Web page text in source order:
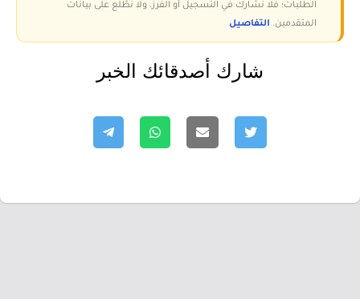
الطلبات؛ فلا نشارك في التسجيل أو الفرز، ولا نطّلع على بيانات
المتقدمين. التفاصيل
شارك أصدقائك الخبر